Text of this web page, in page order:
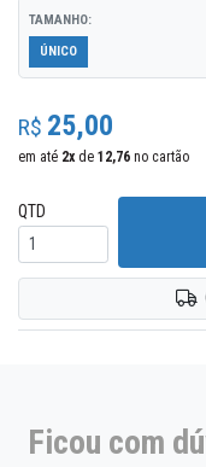
TAMANHO:
ÚNICO
R$ 25,00
em até 2x de 12,76 no cartão
QTD
Ficou com